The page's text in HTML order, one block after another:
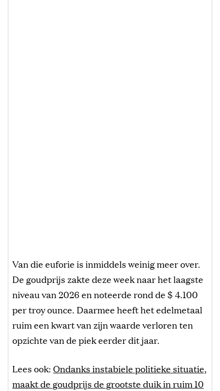
Van die euforie is inmiddels weinig meer over.
De goudprijs zakte deze week naar het laagste
niveau van 2026 en noteerde rond de $ 4.100
per troy ounce. Daarmee heeft het edelmetaal
ruim een kwart van zijn waarde verloren ten
opzichte van de piek eerder dit jaar.
Lees ook:Ondanks instabiele politieke situatie,
maakt de goudprijs de grootste duik in ruim 10